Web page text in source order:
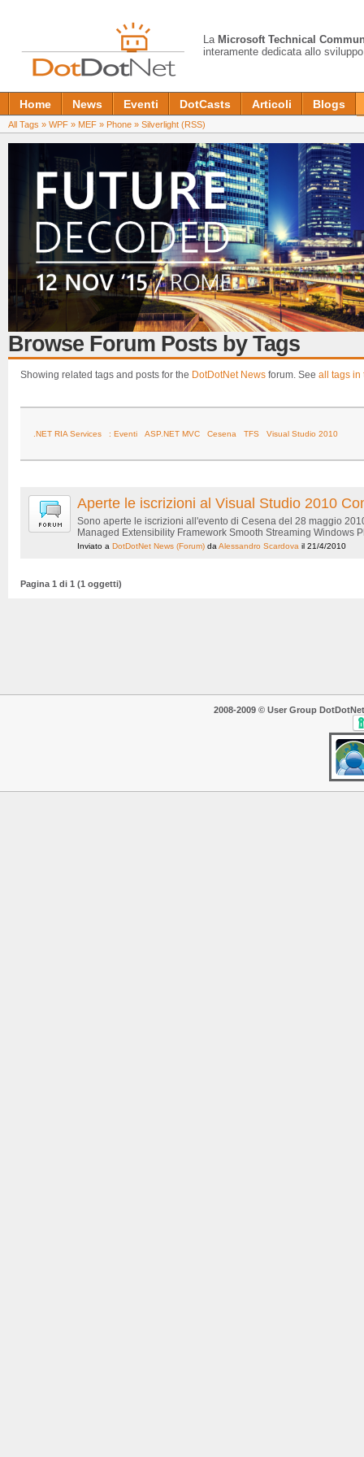
La Microsoft Technical
interamente dedicata allo
Home News Eventi DotCasts Articoli Blogs
All Tags » WPF » MEF » Phone » Silverlight (RSS)
Browse Forum Posts by Tags
Showing related tags and posts for the DotDotNet News forum. See all tags in
.NET RIA Services : Eventi ASP.NET MVC Cesena TFS Visual Studio 2010
Aperte le iscrizioni al Visual Studio 2010
Sono aperte le iscrizioni all'evento di Cesena del 28 maggio
Managed Extensibility Framework Smooth Streaming Windows
Inviato a DotDotNet News (Forum) daAlessandro Scardova il 21/4/2010
Pagina 1 di 1 (1 oggetti)
2008-2009 © User Group